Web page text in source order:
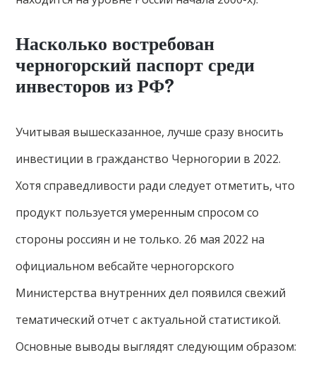
Насколько востребован
черногорский паспорт среди
инвесторов из РФ?
Учитывая вышесказанное, лучше сразу вносить
инвестиции в гражданство Черногории в 2022.
Хотя справедливости ради следует отметить, что
продукт пользуется умеренным спросом со
стороны россиян и не только. 26 мая 2022 на
официальном вебсайте черногорского
Министерства внутренних дел появился свежий
тематический отчет с актуальной статистикой.
Основные выводы выглядят следующим образом: